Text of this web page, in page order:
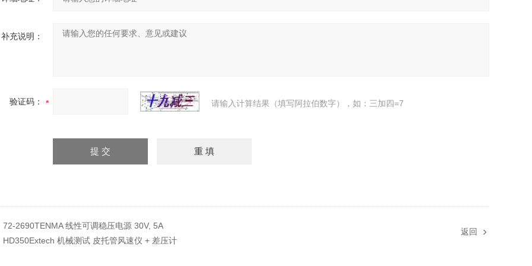
补充说明：
验证码： 请输入计算结果（填写阿拉伯数字），如：三加四=7
72-2690TENMA 线性可调稳压电源 30V, 5A
HD350Extech 机械测试 皮托管风速仪 + 差压计
返回